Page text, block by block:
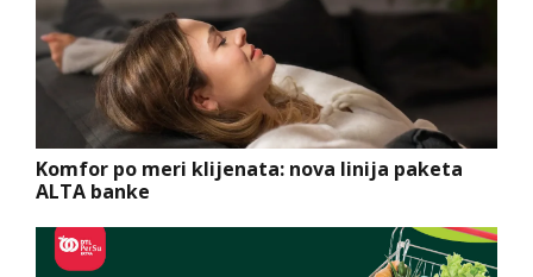
Komfor po meri klijenata: nova linija paketa
ALTA banke